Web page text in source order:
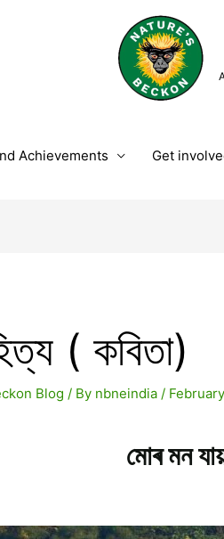
Achievements Get
( কবিতা)
Blog / By nbneindia /
মোৰ মন